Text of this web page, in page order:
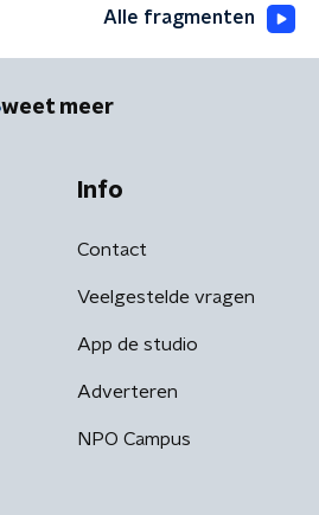
Alle fragmenten
weet meer
Info
Contact
Veelgestelde vragen
App de studio
Adverteren
NPO Campus